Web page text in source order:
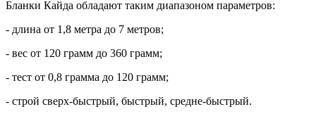
Бланки Кайда обладают таким диапазоном параметров:
- длина от 1,8 метра до 7 метров;
- вес от 120 грамм до 360 грамм;
- тест от 0,8 грамма до 120 грамм;
- строй сверх-быстрый, быстрый, средне-быстрый.